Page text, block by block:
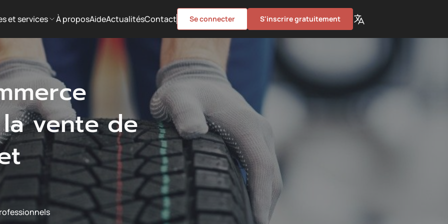
et services À proposAideActualitésContact Se connecter S'inscrire gratuitement
vente de